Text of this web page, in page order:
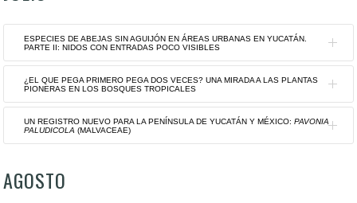
Ver documento. Formato PDF.
ANDRADE, ANDRÉS XINGÚ-LÓPEZ,
LIGIA GUADALUPE BRITO-ARGÁEZ, J.
NAHIM ALCOCER ESPEJEL
22 de junio de 2023
Palabras clave:Amaranthus
hypochondriacus, alegrías, súper
alimento, mexicas, herencia
Ver documento
JUAN FRANCISCO ZAMORA-NATERA
29 de junio de 2023
Palabras clave: Caricaceae, especies
endémicas, etnobotánica, frutos
comestibles, recursos fitogenéticos.
Ver documento. Formato PDF.
ESPECIES DE ABEJAS SIN AGUIJÓN EN ÁREAS URBANAS EN YUCATÁN.
PARTE II: NIDOS CON ENTRADAS POCO VISIBLES
Por: CHAVIER DE ARAUJO FREITAS
6 de julio de 2023
Palabras clave: abejas sin aguijón, nidos
México.
Ver documento
¿EL QUE PEGA PRIMERO PEGA DOS VECES? UNA MIRADA A LAS PLANTAS
PIONERAS EN LOS BOSQUES TROPICALES
Por: IRVING SAENZ-PEDROZA Y
13 de julio de 2023
Palabras clave: ecología, rasgos
UN REGISTRO NUEVO PARA LA PENÍNSULA DE YUCATÁN Y MÉXICO: PAVONIA
PALUDICOLA (MALVACEAE)
Por: GERMÁN CARNEVALI FERNÁNDEZ-
AGOSTO